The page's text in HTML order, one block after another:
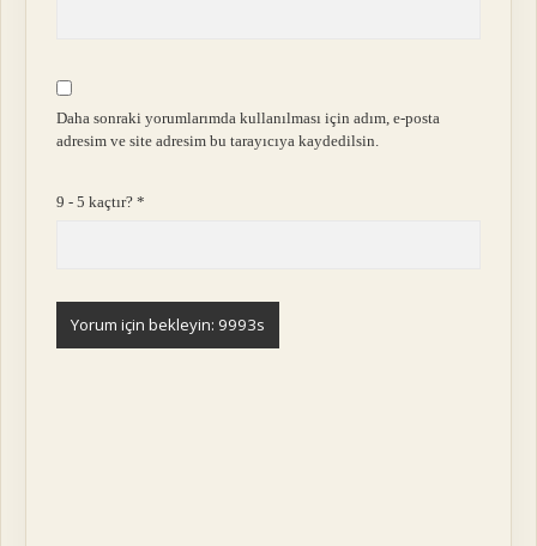
Daha sonraki yorumlarımda kullanılması için adım, e-posta
adresim ve site adresim bu tarayıcıya kaydedilsin.
9 - 5 kaçtır?*